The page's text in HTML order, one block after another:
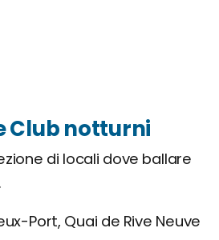
Club notturni
di locali dove ballare
Port, Quai de Rive Neuve